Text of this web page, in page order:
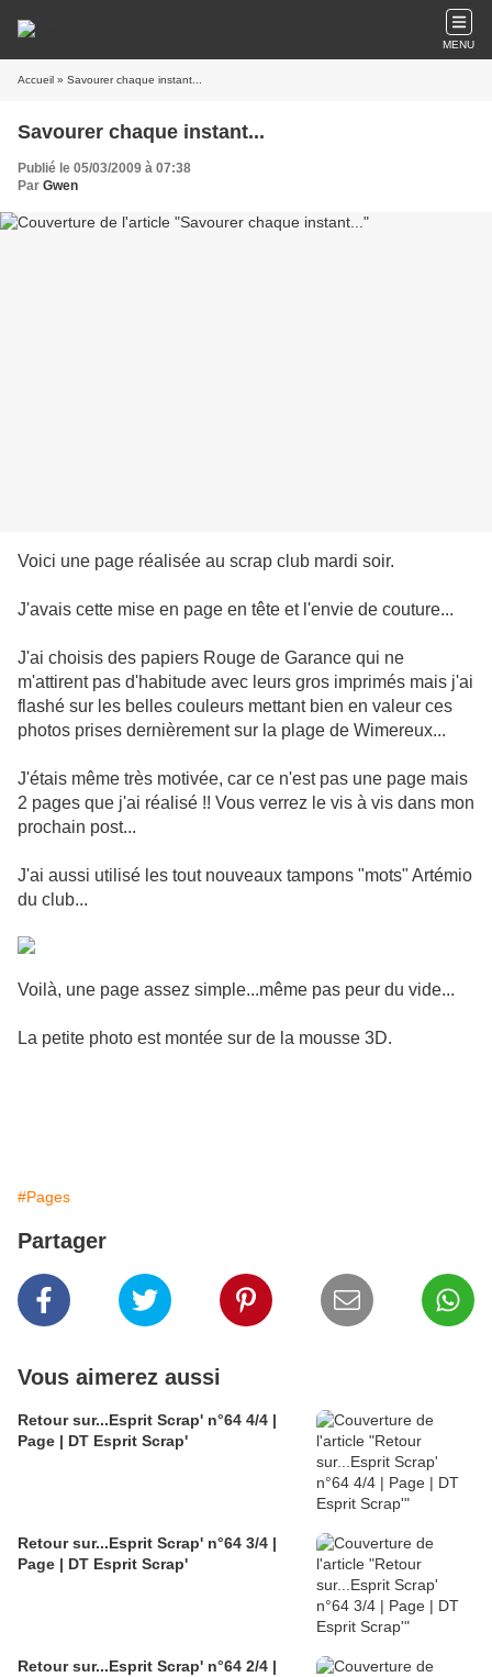
MENU
Accueil » Savourer chaque instant...
Savourer chaque instant...
Publié le 05/03/2009 à 07:38
Par Gwen
Voici une page réalisée au scrap club mardi soir.
J'avais cette mise en page en tête et l'envie de couture...
J'ai choisis des papiers Rouge de Garance qui ne
m'attirent pas d'habitude avec leurs gros imprimés mais j'ai
flashé sur les belles couleurs mettant bien en valeur ces
photos prises dernièrement sur la plage de Wimereux...
J'étais même très motivée, car ce n'est pas une page mais
2 pages que j'ai réalisé !! Vous verrez le vis à vis dans mon
prochain post...
J'ai aussi utilisé les tout nouveaux tampons "mots" Artémio
du club...
Voilà, une page assez simple...même pas peur du vide...
La petite photo est montée sur de la mousse 3D.
#Pages
Partager
Vous aimerez aussi
Retour sur...Esprit Scrap' n°64 4/4 |
Page | DT Esprit Scrap'
Retour sur...Esprit Scrap' n°64 3/4 |
Page | DT Esprit Scrap'
Retour sur...Esprit Scrap' n°64 2/4 |